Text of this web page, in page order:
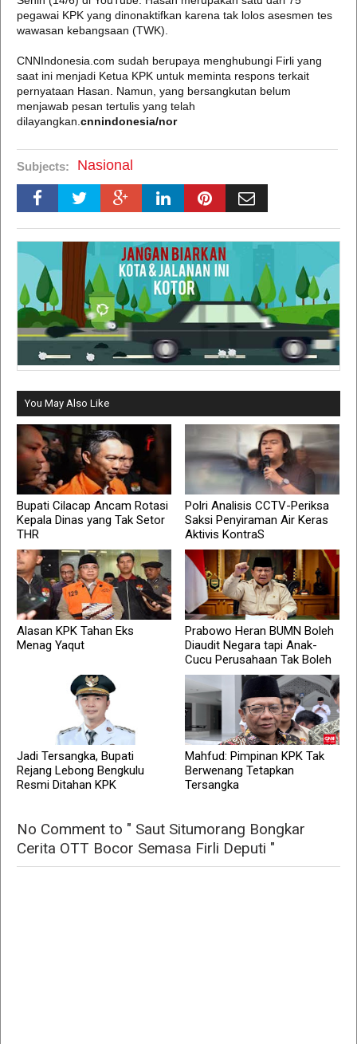
pegawai KPK yang dinonaktifkan karena tak lolos asesmen tes
wawasan kebangsaan (TWK).
CNNIndonesia.com sudah berupaya menghubungi Firli yang
saat ini menjadi Ketua KPK untuk meminta respons terkait
pernyataan Hasan. Namun, yang bersangkutan belum
menjawab pesan tertulis yang telah
dilayangkan. cnnindonesia/nor
Subjects: Nasional
You May Also Like
Bupati Cilacap Ancam Rotasi
Kepala Dinas yang Tak Setor
THR
Polri Analisis CCTV-Periksa
Saksi Penyiraman Air Keras
Aktivis KontraS
Alasan KPK Tahan Eks
Menag Yaqut
Prabowo Heran BUMN Boleh
Diaudit Negara tapi Anak-
Cucu Perusahaan Tak Boleh
Jadi Tersangka, Bupati
Rejang Lebong Bengkulu
Resmi Ditahan KPK
Mahfud: Pimpinan KPK Tak
Berwenang Tetapkan
Tersangka
No Comment to " Saut Situmorang Bongkar
Cerita OTT Bocor Semasa Firli Deputi "